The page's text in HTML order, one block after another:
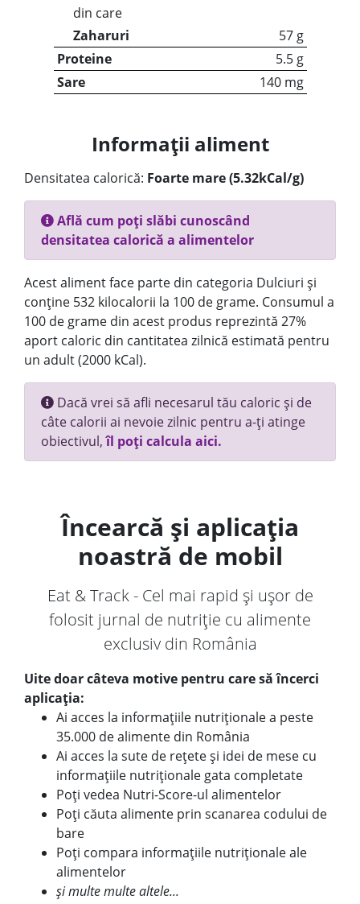
din care
Zaharuri
57 g
Proteine
5.5 g
Sare
140 mg
Informații aliment
Densitatea calorică: Foarte mare (5.32kCal/g)
Află cum poți slăbi cunoscând
densitatea calorică a alimentelor
Acest aliment face parte din categoria Dulciuri și
conține 532 kilocalorii la 100 de grame. Consumul a
100 de grame din acest produs reprezintă 27%
aport caloric din cantitatea zilnică estimată pentru
un adult (2000 kCal).
Dacă vrei să afli necesarul tău caloric și de
câte calorii ai nevoie zilnic pentru a-ți atinge
obiectivul,îl poți calcula aici.
Încearcă și aplicația
noastră de mobil
Eat & Track - Cel mai rapid și ușor de
folosit jurnal de nutriție cu alimente
exclusiv din România
Uite doar câteva motive pentru care să încerci
aplicația:
Ai acces la informațiile nutriționale a peste
35.000 de alimente din România
Ai acces la sute de rețete și idei de mese cu
informațiile nutriționale gata completate
Poți vedea Nutri-Score-ul alimentelor
Poți căuta alimente prin scanarea codului de
bare
Poți compara informațiile nutriționale ale
alimentelor
și multe multe altele...